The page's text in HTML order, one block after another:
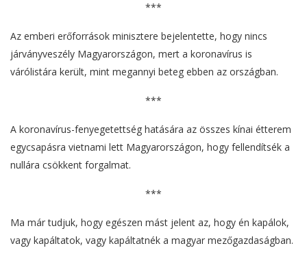
***
Az emberi erőforrások minisztere bejelentette, hogy nincs
járványveszély Magyarországon, mert a koronavírus is
várólistára került, mint megannyi beteg ebben az országban.
***
A koronavírus-fenyegetettség hatására az összes kínai étterem
egycsapásra vietnami lett Magyarországon, hogy fellendítsék a
nullára csökkent forgalmat.
***
Ma már tudjuk, hogy egészen mást jelent az, hogy én kapálok,
vagy kapáltatok, vagy kapáltatnék a magyar mezőgazdaságban.